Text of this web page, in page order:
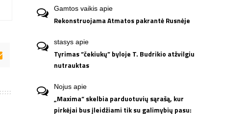
Gamtos vaikis apie
Rekonstruojama Atmatos pakrantė Rusnėje
stasys apie
Tyrimas “čekiukų” byloje T. Budrikio atžvilgiu
nutrauktas
Nojus apie
„Maxima“ skelbia parduotuvių sąrašą, kur
pirkėjai bus įleidžiami tik su galimybių pasu: